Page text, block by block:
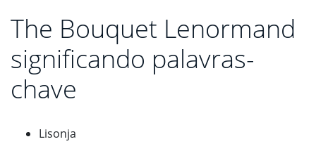
The Bouquet Lenormand
significando palavras-
chave
Lisonja